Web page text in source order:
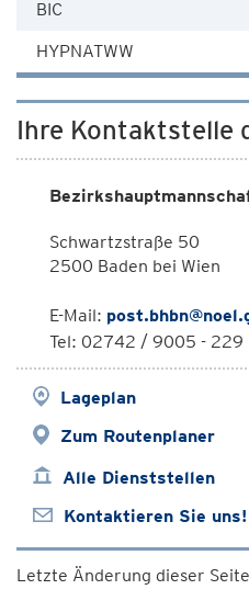
BIC
HYPNATWW
Ihre Kontaktstelle
Schwartzstraße 50
2500 Baden bei Wien
E-Mail:
Tel: 02742 / 9005 - 229
Lageplan
Zum Routenplaner
Alle Dienststellen
Kontaktieren Sie uns!
Letzte Änderung dieser